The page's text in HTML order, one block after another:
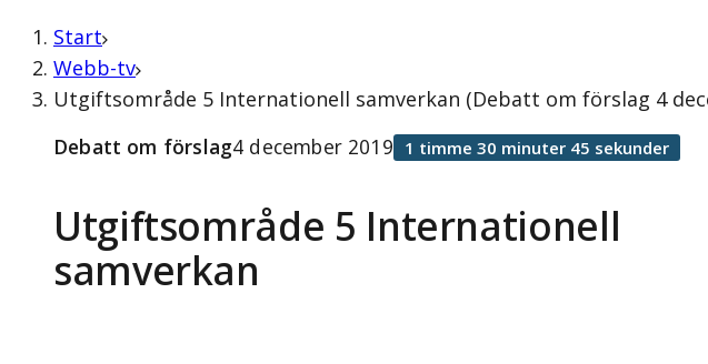
Start
Webb-tv
Utgiftsområde 5 Internationell samverkan (Debatt om förslag 4
Utgiftsområde 5 Internationell
samverkan
Debatt om förslag4 december 2019 1 timme 30 minuter 45 sekunder